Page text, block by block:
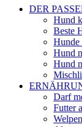
DER
Hund
Beste
Hunde
Hund
Hund
Darf
Futter